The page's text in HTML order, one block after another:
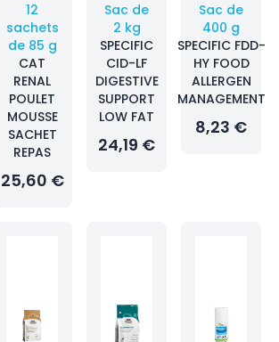
12
sachets
de 85 g
CAT
RENAL
POULET
MOUSSE
SACHET
REPAS
25,60 €
Sac de
2 kg
SPECIFIC
CID-LF
DIGESTIVE
SUPPORT
LOW FAT
24,19 €
Sac de
400 g
SPECIFIC FDD-
HY FOOD
ALLERGEN
MANAGEMENT
8,23 €